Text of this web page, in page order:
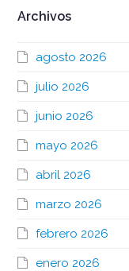
Archivos
agosto 2026
julio 2026
junio 2026
mayo 2026
abril 2026
marzo 2026
febrero 2026
enero 2026